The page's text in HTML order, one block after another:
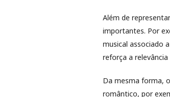
Além de
importantes. Por
musical associado
reforça a
Da mesma forma,
romântico, por